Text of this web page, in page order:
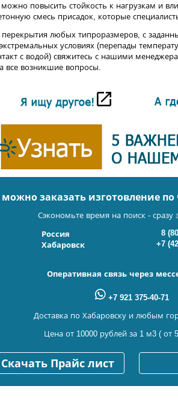
повысить стойкость к нагрузкам и
смесь присадок, которые
перекрытия любых типроразмеров, с
условиях (перепады
с водой) свяжитесь с нашими
все возникшие вопросы.
можно заказать изготовление
Сэкономьте время на поиск - сразу
Россия
8
Хабаровск
+7
Оперативная связь через
+7 921 375-40-71
Доставка по Хабаровску и любым
Цена от 10000 рублей за 1 м3 ( от
Скачать Прайс лист